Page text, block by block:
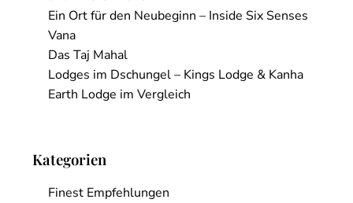
Ein Ort für den Neubeginn – Inside Six Senses
Vana
Das Taj Mahal
Lodges im Dschungel – Kings Lodge & Kanha
Earth Lodge im Vergleich
Kategorien
Finest Empfehlungen